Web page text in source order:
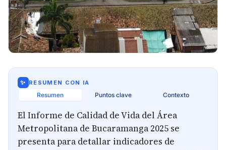
✨ RESUMEN CON IA
Resumen Puntos clave Contexto
El Informe de Calidad de Vida del Área
Metropolitana de Bucaramanga 2025 se
presenta para detallar indicadores de